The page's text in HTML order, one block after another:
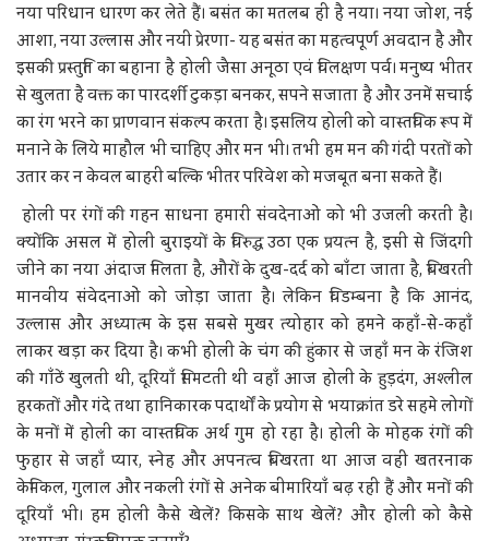
नया परिधान धारण कर लेते हैं। बसंत का मतलब ही है नया। नया जोश, नई
आशा, नया उल्लास और नयी प्रेरणा- यह बसंत का महत्वपूर्ण अवदान है और
इसकी प्रस्तुति का बहाना है होली जैसा अनूठा एवं विलक्षण पर्व। मनुष्य भीतर
से खुलता है वक्त का पारदर्शी टुकड़ा बनकर, सपने सजाता है और उनमें सचाई
का रंग भरने का प्राणवान संकल्प करता है। इसलिय होली को वास्तविक रूप में
मनाने के लिये माहौल भी चाहिए और मन भी। तभी हम मन की गंदी परतों को
उतार कर न केवल बाहरी बल्कि भीतर परिवेश को मजबूत बना सकते हैं।
होली पर रंगों की गहन साधना हमारी संवदेनाओं को भी उजली करती है।
क्योंकि असल में होली बुराइयों के विरुद्ध उठा एक प्रयत्न है, इसी से जिंदगी
जीने का नया अंदाज मिलता है, औरों के दुख-दर्द को बाँटा जाता है, बिखरती
मानवीय संवेदनाओं को जोड़ा जाता है। लेकिन विडम्बना है कि आनंद,
उल्लास और अध्यात्म के इस सबसे मुखर त्योहार को हमने कहाँ-से-कहाँ
लाकर खड़ा कर दिया है। कभी होली के चंग की हुंकार से जहाँ मन के रंजिश
की गाँठें खुलती थीं, दूरियाँ सिमटती थीं वहाँ आज होली के हुड़दंग, अश्लील
हरकतों और गंदे तथा हानिकारक पदार्थों के प्रयोग से भयाक्रांत डरे सहमे लोगों
के मनों में होली का वास्तविक अर्थ गुम हो रहा है। होली के मोहक रंगों की
फुहार से जहाँ प्यार, स्नेह और अपनत्व बिखरता था आज वहीं खतरनाक
केमिकल, गुलाल और नकली रंगों से अनेक बीमारियाँ बढ़ रही हैं और मनों की
दूरियाँ भी। हम होली कैसे खेलें? किसके साथ खेलें? और होली को कैसे